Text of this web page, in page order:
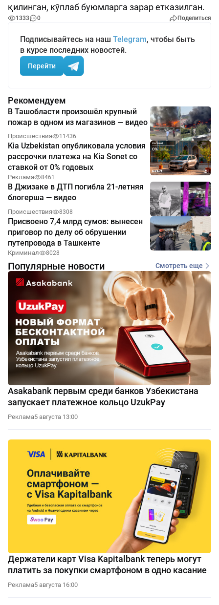
қилинган, кўплаб буюмларга зарар етказилган.
1333 0 Поделиться
Подписывайтесь на наш Telegram, чтобы быть
в курсе последних новостей.
Перейти
Рекомендуем
В Ташобласти произошёл крупный
пожар в одном из магазинов — видео
Происшествия 11436
Kia Uzbekistan опубликовала условия
рассрочки платежа на Kia Sonet со
ставкой от 0% годовых
Реклама 8461
В Джизаке в ДТП погибла 21-летняя
блогерша — видео
Происшествия 8308
Присвоено 7,4 млрд сумов: вынесен
приговор по делу об обрушении
путепровода в Ташкенте
Криминал 8028
Популярные новости Смотреть еще
Asakabank первым среди банков Узбекистана
запускает платежное кольцо UzukPay
Реклама5 августа 13:00
Держатели карт Visa Kapitalbank теперь могут
платить за покупки смартфоном в одно касание
Реклама5 августа 16:00